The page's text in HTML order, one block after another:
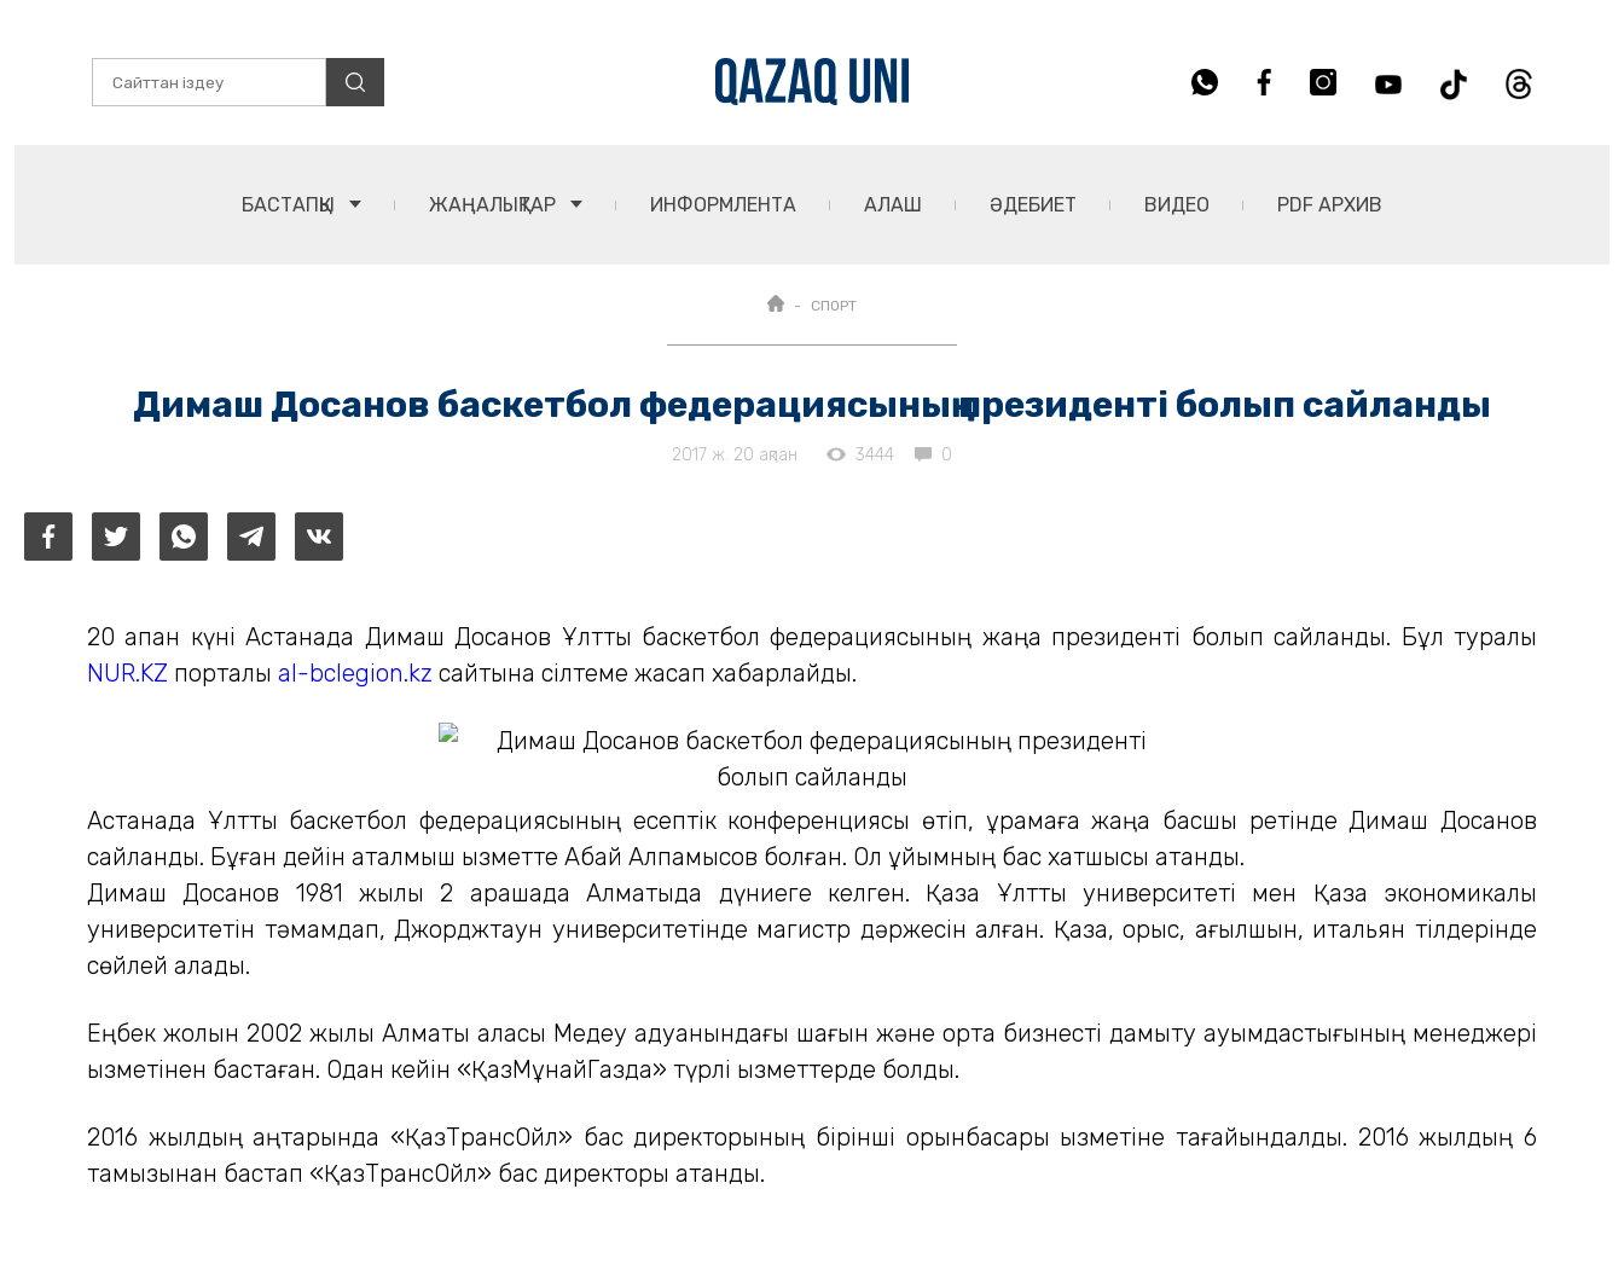
БАСТАПҚЫ ЖАҢАЛЫҚТАР ИНФОРМЛЕНТА АЛАШ ӘДЕБИЕТ ВИДЕО PDF АРХИВ
СПОРТ
Димаш Досанов баскетбол федерациясының президенті болып сайланды
2017 ж. 20 ақпан 3444 0
20 ақпан күні Астанада Димаш Досанов Ұлттық баскетбол федерациясының жаңа президенті болып сайланды. Бұл туралы
NUR.KZ порталы al-bclegion.kz сайтына сілтеме жасап хабарлайды.
Астанада Ұлттық баскетбол федерациясының есептік конференциясы өтіп, құрамаға жаңа басшы ретінде Димаш Досанов
сайланды. Бұған дейін аталмыш қызметте Абай Алпамысов болған. Ол ұйымның бас хатшысы атанды.
Димаш Досанов 1981 жылы 2 қарашада Алматыда дүниеге келген. Қазақ Ұлттық университеті мен Қазақ экономикалық
университетін тәмамдап, Джорджтаун университетінде магистр дәржесін алған. Қазақ, орыс, ағылшын, итальян тілдерінде
сөйлей алады.
Еңбек жолын 2002 жылы Алматы қаласы Медеу адуанындағы шағын және орта бизнесті дамыту қауымдастығының менеджері
қызметінен бастаған. Одан кейін «ҚазМұнайГазда» түрлі қызметтерде болды.
2016 жылдың қаңтарында «ҚазТрансОйл» бас директорының бірінші орынбасары қызметіне тағайындалды. 2016 жылдың 6
тамызынан бастап «ҚазТрансОйл» бас директоры атанды.